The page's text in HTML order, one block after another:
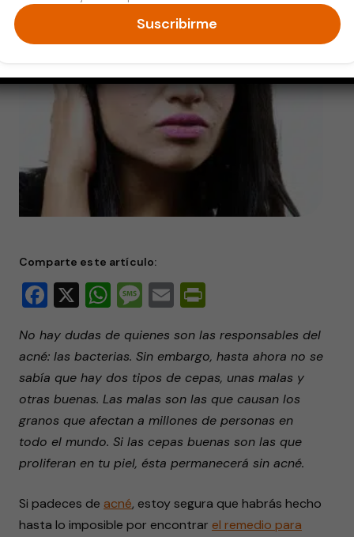
Comparte este artículo:
Facebook
X WhatsApp
Message
Email
No hay dudas de quienes son las responsables del
acné: las bacterias. Sin embargo, hasta ahora no se
sabía que hay dos tipos de cepas, unas malas y
otras buenas. Las malas son las que causan los
granos que afectan a millones de personas en
todo el mundo. Si las cepas buenas son las que
proliferan en tu piel, ésta permanecerá sin acné.
Si padeces de acné, estoy segura que habrás hecho
hasta lo imposible por encontrar el remedio para
Suscribirme